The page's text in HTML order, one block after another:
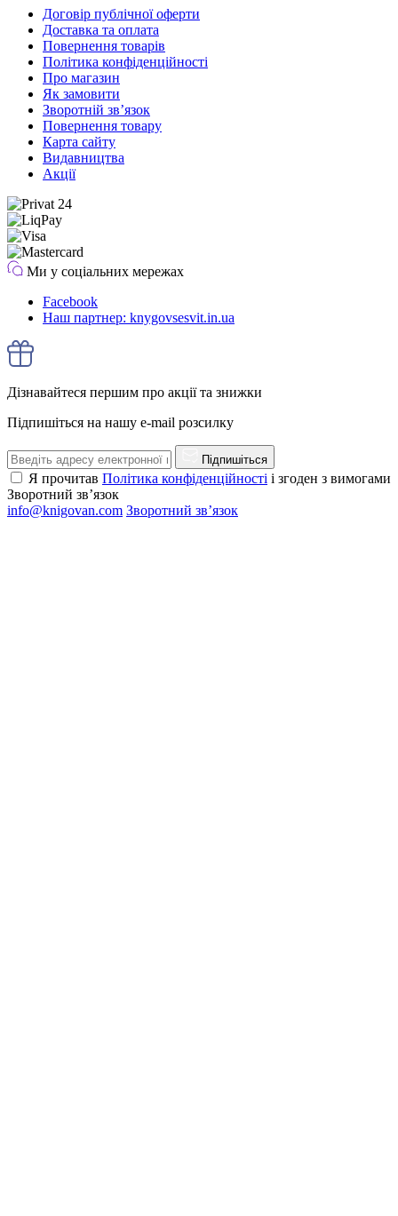
Договір публічної оферти
Доставка та оплата
Повернення товарів
Політика конфіденційності
Про магазин
Як замовити
Зворотній зв’язок
Повернення товару
Карта сайту
Видавництва
Акції
Ми у соціальних мережах
Facebook
Наш партнер: knygovsesvit.in.ua
Дізнавайтеся першим про акції та знижки
Підпишіться на нашу e-mail розсилку
Підпишіться
Я прочитав Політика конфіденційності і згоден з вимогами
Зворотний зв’язок
info@knigovan.com Зворотний зв’язок